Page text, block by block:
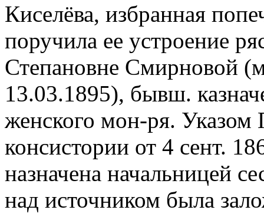
Киселёва, избранная
поручила ее устроение
Степановне Смирновой
13.03.1895), бывш.
женского мон-ря. Указом
консистории от 4 сент.
назначена начальницей
над источником была